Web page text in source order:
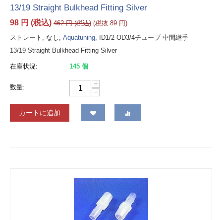
13/19 Straight Bulkhead Fitting Silver
98 円 (税込) 462 円(税込) (税抜 89 円)
ストレート, なし, Aquatuning, ID1/2-OD3/4チューブ 中間継手
13/19 Straight Bulkhead Fitting Silver
在庫状況: 145 個
数量:
+
−
カートに追加